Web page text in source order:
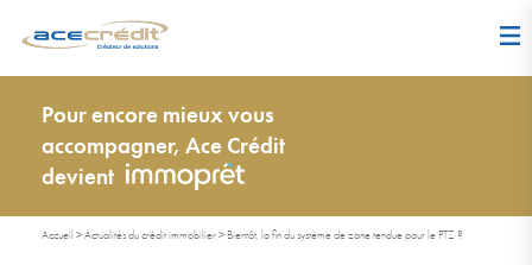
Pour encore mieux vous
accompagner, Ace Crédit
devient
Accueil >Actualités du crédit immobilier> Bientôt, la fin du système de zone tendue pour le PTZ ?